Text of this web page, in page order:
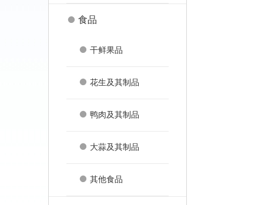
食品
干鲜果品
花生及其制品
鸭肉及其制品
大蒜及其制品
其他食品